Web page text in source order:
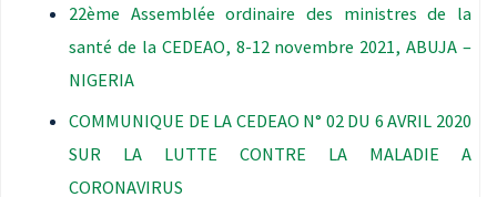
22ème Assemblée ordinaire des ministres de la
santé de la CEDEAO, 8-12 novembre 2021, ABUJA –
NIGERIA
COMMUNIQUE DE LA CEDEAO N° 02 DU 6 AVRIL 2020
SUR LA LUTTE CONTRE LA MALADIE A
CORONAVIRUS